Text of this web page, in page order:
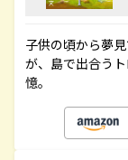
子供の頃から夢
が、島で出合う
憶。